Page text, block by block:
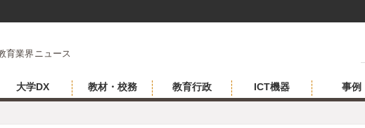
育業界ニュース
大学DX 教材・校務 教育行政 ICT機器 事例